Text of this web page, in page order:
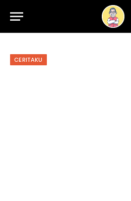
CERITAKU